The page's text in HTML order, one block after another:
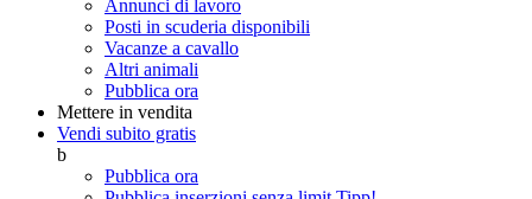
Annunci di lavoro
Posti in scuderia disponibili
Vacanze a cavallo
Altri animali
Pubblica ora
Mettere in vendita
Vendi subito gratis
b
Pubblica ora